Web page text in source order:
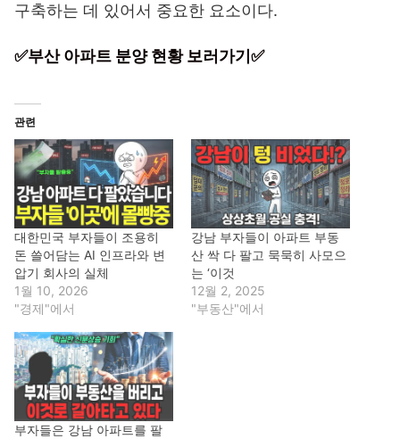
구축하는 데 있어서 중요한 요소이다.
✅부산 아파트 분양 현황 보러가기✅
관련
대한민국 부자들이 조용히
돈 쓸어담는 AI 인프라와 변
압기 회사의 실체
1월 10, 2026
"경제"에서
강남 부자들이 아파트 부동
산 싹 다 팔고 묵묵히 사모으
는 ‘이것
12월 2, 2025
"부동산"에서
부자들은 강남 아파트를 팔